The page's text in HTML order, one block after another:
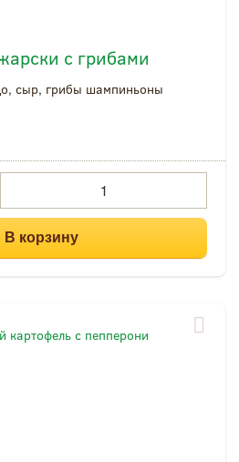
с грибами
сыр, грибы шампиньоны